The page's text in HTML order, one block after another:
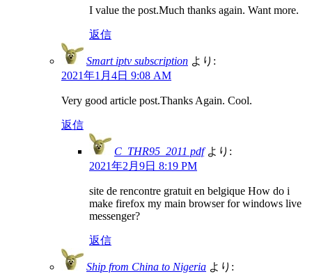
I value the post.Much thanks again. Want more.
返信
Smart iptv subscription より:
2021年1月4日 9:08 AM
Very good article post.Thanks Again. Cool.
返信
C_THR95_2011 pdf より:
2021年2月9日 8:19 PM
site de rencontre gratuit en belgique How do i
make firefox my main browser for windows live
messenger?
返信
Ship from China to Nigeria より: